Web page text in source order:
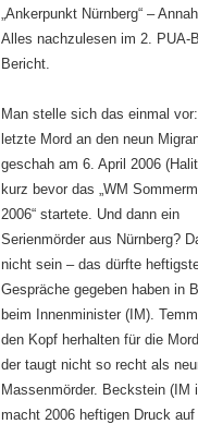
„Ankerpunkt Nürnberg“ –
Alles nachzulesen im 2. PUA-
Bericht.
Man stelle sich das einmal
letzte Mord an den neun
geschah am 6. April 2006
kurz bevor das „WM
2006“ startete. Und dann ein
Serienmörder aus Nürnberg?
nicht sein – das dürfte
Gespräche gegeben haben in
beim Innenminister (IM).
den Kopf herhalten für die
der taugt nicht so recht als
Massenmörder. Beckstein (IM
macht 2006 heftigen Druck